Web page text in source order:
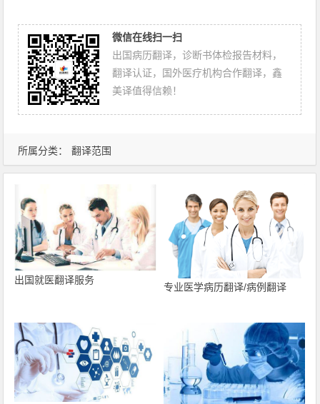
所属分类： 翻译范围
微信在线扫一扫
出国病历翻译，诊断书体检报告材料，
翻译认证，国外医疗机构合作翻译，鑫
美译值得信赖！
出国就医翻译服务
专业医学病历翻译/病例翻译